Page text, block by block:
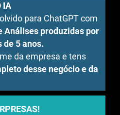
IA
para ChatGPT com
Análises produzidas por
de 5 anos.
da empresa e tens
desse negócio e da